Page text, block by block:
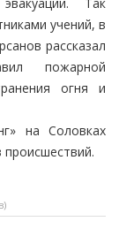
Так
учений, в
рассказал
пожарной
огня и
на Соловках